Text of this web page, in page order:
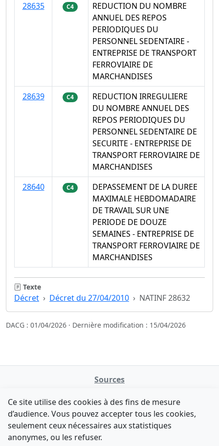
28635
C4
REDUCTION DU NOMBRE
ANNUEL DES REPOS
PERIODIQUES DU
PERSONNEL SEDENTAIRE -
ENTREPRISE DE TRANSPORT
FERROVIAIRE DE
MARCHANDISES
28639
C4
REDUCTION IRREGULIERE
DU NOMBRE ANNUEL DES
REPOS PERIODIQUES DU
PERSONNEL SEDENTAIRE DE
SECURITE - ENTREPRISE DE
TRANSPORT FERROVIAIRE DE
MARCHANDISES
28640
C4
DEPASSEMENT DE LA DUREE
MAXIMALE HEBDOMADAIRE
DE TRAVAIL SUR UNE
PERIODE DE DOUZE
SEMAINES - ENTREPRISE DE
TRANSPORT FERROVIAIRE DE
MARCHANDISES
Texte
Décret Décret du 27/04/2010 NATINF 28632
DACG : 01/04/2026 · Dernière modification : 15/04/2026
Sources
data.gouv.fr
Legifrance - API
Contact
Comment avez-vous découvert NATINFo ?
Une courte réponse suffit (500 caractères max).
Ce site utilise des cookies à des fins de mesure
d’audience. Vous pouvez accepter tous les cookies,
seulement ceux nécessaires aux statistiques
anonymes, ou les refuser.